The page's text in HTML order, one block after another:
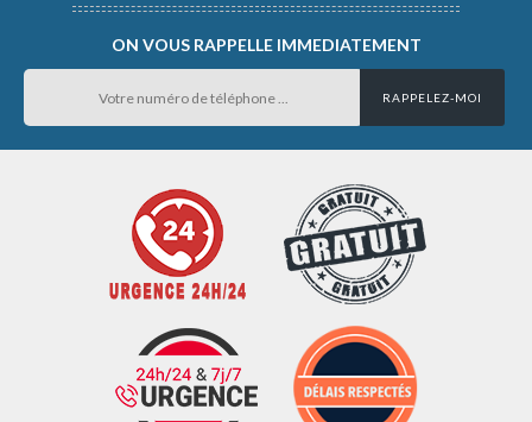
ON VOUS RAPPELLE IMMEDIATEMENT